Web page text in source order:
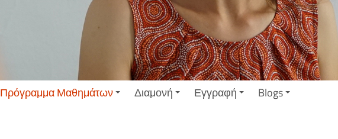
Πρόγραμμα Μαθημάτων Διαμονή Εγγραφή Blogs